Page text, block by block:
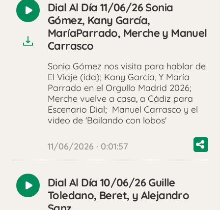
Reproducir
audio
Dial Al Día 11/06/26 Sonia
Gómez, Kany García,
MaríaParrado, Merche y Manuel
Carrasco
Sonia Gómez nos visita para hablar de
El Viaje (ida); Kany García, Y María
Parrado en el Orgullo Madrid 2026;
Merche vuelve a casa, a Cádiz para
Escenario Dial; Manuel Carrasco y el
video de 'Bailando con lobos'
11/06/2026 · 0:01:57
Reproducir
audio
Dial Al Día 10/06/26 Guille
Toledano, Beret, y Alejandro